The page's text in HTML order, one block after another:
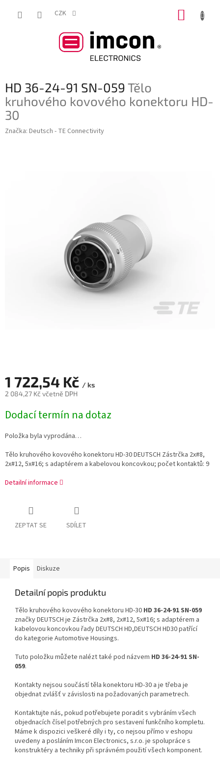
CZK
HD 36-24-91 SN-059 Tělo
kruhového kovového konektoru HD-
30
Značka: Deutsch - TE Connectivity
1 722,54 Kč / ks
2 084,27 Kč včetně DPH
cena:
Dodací termín na dotaz
Položka byla vyprodána…
Tělo kruhového kovového konektoru HD-30 DEUTSCH Zástrčka 2x#8,
2x#12, 5x#16; s adaptérem a kabelovou koncovkou; počet kontaktů: 9
Detailní informace
ZEPTAT SE SDÍLET
Popis Diskuze
Detailní popis produktu
Tělo kruhového kovového konektoru HD-30 HD 36-24-91 SN-059
značky DEUTSCH je Zástrčka 2x#8, 2x#12, 5x#16; s adaptérem a
kabelovou koncovkou řady DEUTSCH HD,DEUTSCH HD30 patřící
do kategorie Automotive Housings.
Tuto položku můžete nalézt také pod názvem HD 36-24-91 SN-
059.
Kontakty nejsou součástí těla konektoru HD-30 a je třeba je
objednat zvlášť v závislosti na požadovaných parametrech.
Kontaktujte nás, pokud potřebujete poradit s vybráním všech
objednacích čísel potřebných pro sestavení funkčního kompletu.
Máme k dispozici veškeré díly i ty, co nejsou přímo v eshopu
uvedeny a posláním Imcon Electronics, s.r.o. je spolupráce s
konstruktéry a techniky při správném použití všech komponent.